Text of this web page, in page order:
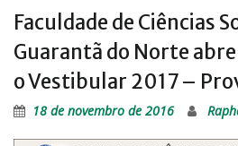
Faculdade de Ciências
Guarantã do Norte
o Vestibular 2017 –
18 de novembro de 2016